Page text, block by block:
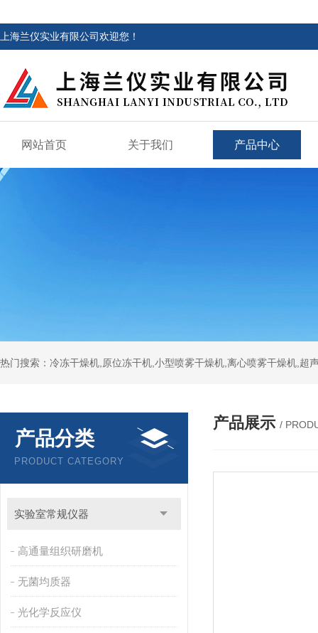
上海兰仪实业有限公司欢迎您！
网站首页 关于我们 产品中心
热门搜索：冷冻干燥机,原位冻干机,小型喷雾干燥机,离心喷雾干燥机,超
产品分类
PRODUCT CATEGORY
实验室常规仪器
高通量组织研磨机
无菌均质器
光化学反应仪
产品展示 /